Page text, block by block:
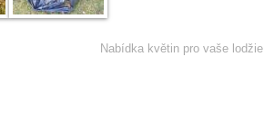
Nabídka květin pro vaše lodžie